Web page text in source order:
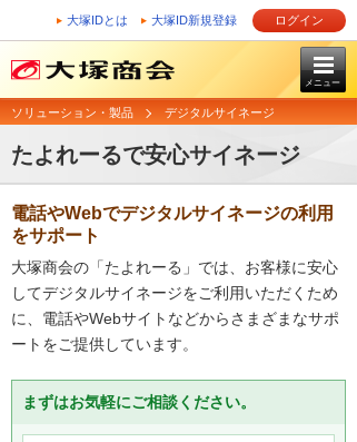
大塚IDとは 大塚ID新規登録 ログイン
メニュー
ソリューション・製品 デジタルサイネージ
たよれーるで安心サイネージ
電話やWebでデジタルサイネージの利用
をサポート
大塚商会の「たよれーる」では、お客様に安心
してデジタルサイネージをご利用いただくため
に、電話やWebサイトなどからさまざまなサポ
ートをご提供しています。
まずはお気軽にご相談ください。